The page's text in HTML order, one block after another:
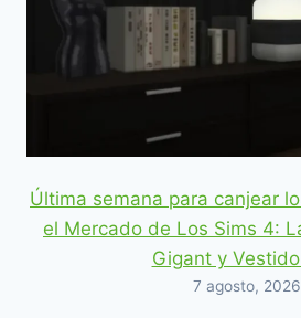
Última semana para canjear
el Mercado de Los Sims 4:
Gigant y
7 agosto, 2026